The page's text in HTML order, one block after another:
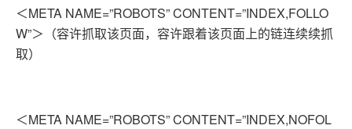
＜META NAME=”ROBOTS” CONTENT=”INDEX,FOLLO
W”＞（容许抓取该页面，容许跟着该页面上的链连续续抓
取）
＜META NAME=”ROBOTS” CONTENT=”INDEX,NOFOL